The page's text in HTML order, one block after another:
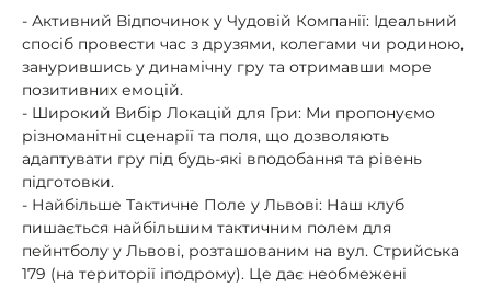
- Активний Відпочинок у Чудовій Компанії: Ідеальний
спосіб провести час з друзями, колегами чи родиною,
занурившись у динамічну гру та отримавши море
позитивних емоцій.
- Широкий Вибір Локацій для Гри: Ми пропонуємо
різноманітні сценарії та поля, що дозволяють
адаптувати гру під будь-які вподобання та рівень
підготовки.
- Найбільше Тактичне Поле у Львові: Наш клуб
пишається найбільшим тактичним полем для
пейнтболу у Львові, розташованим на вул. Стрийська
179 (на території іподрому). Це дає необмежені